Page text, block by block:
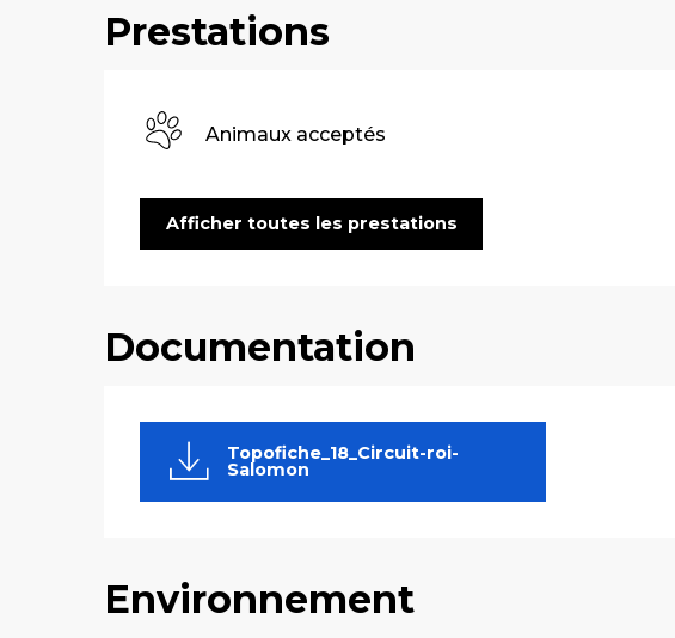
Prestations
Animaux acceptés
Afficher toutes les prestations
Documentation
Topofiche_18_Circuit-roi-
Salomon
Environnement